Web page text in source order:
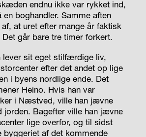
endnu ikke var rykket ind,
boghandler. Samme aften
at uret efter mange år faktisk
går bare tre timer forkert.
lever sit eget stilfærdige liv,
efter det andet op lige
i byens nordlige ende. Det
Heino. Hvis han var
i Næstved, ville han jævne
jorden. Bagefter ville han jævne
lige overfor, og til sidst
byggeriet af det kommende